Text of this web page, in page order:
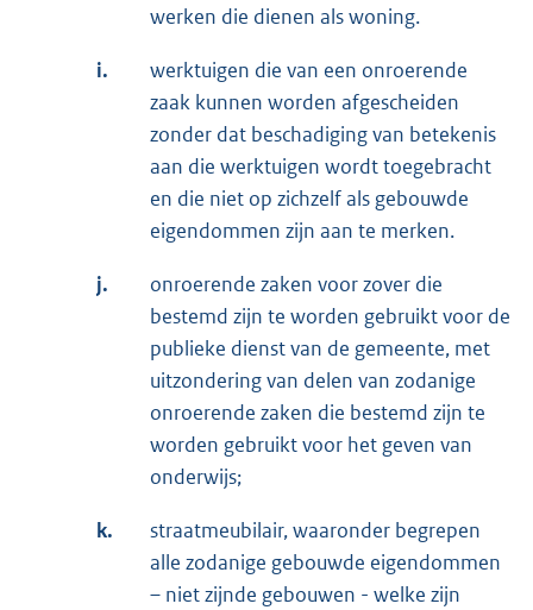
werken die dienen als woning.
i.
werktuigen die van een onroerende
zaak kunnen worden afgescheiden
zonder dat beschadiging van betekenis
aan die werktuigen wordt toegebracht
en die niet op zichzelf als gebouwde
eigendommen zijn aan te merken.
j.
onroerende zaken voor zover die
bestemd zijn te worden gebruikt voor de
publieke dienst van de gemeente, met
uitzondering van delen van zodanige
onroerende zaken die bestemd zijn te
worden gebruikt voor het geven van
onderwijs;
k.
straatmeubilair, waaronder begrepen
alle zodanige gebouwde eigendommen
– niet zijnde gebouwen - welke zijn